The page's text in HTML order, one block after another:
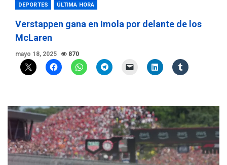
DEPORTES ÚLTIMA HORA
Verstappen gana en Imola por delante de los
McLaren
mayo 18, 2025 870